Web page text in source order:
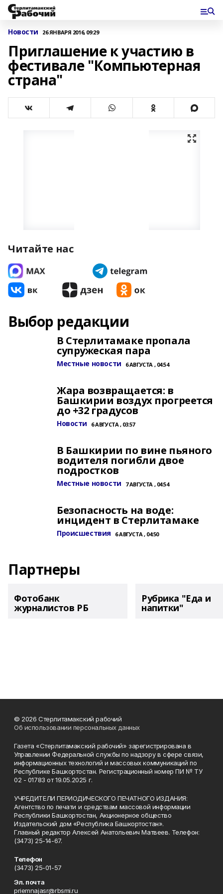
Новости 26 ЯНВАРЯ 2016, 09:29
Приглашение к участию в
фестивале "Компьютерная
страна"
Читайте нас
Выбор редакции
В Стерлитамаке пропала
супружеская пара
Местные новости 6 АВГУСТА , 04:54
Жара возвращается: в
Башкирии воздух прогреется
до +32 градусов
Новости 6 АВГУСТА , 03:57
В Башкирии по вине пьяного
водителя погибли двое
подростков
Местные новости 7 АВГУСТА , 04:54
Безопасность на воде:
инцидент в Стерлитамаке
Происшествия 6 АВГУСТА , 04:50
Партнеры
Фотобанк
журналистов РБ
Рубрика "Еда и
напитки"
© 2026 Стерлитамакский рабочий
Об использовании персональных данных
Газета «Стерлитамакский рабочий» зарегистрирована в
Управлении Федеральной службы по надзору в сфере связи,
информационных технологий и массовых коммуникаций по
Республике Башкортостан. Регистрационный номер ПИ № ТУ
02 - 01783 от 19.05.2025 г.
УЧРЕДИТЕЛИ ПЕРИОДИЧЕСКОГО ПЕЧАТНОГО ИЗДАНИЯ:
Агентство по печати и средствам массовой информации
Республики Башкортостан, Акционерное общество
Издательский дом «Республика Башкортостан».
Главный редактор Алексей Анатольевич Матвеев. Телефон:
(3473) 25-14-67.
Телефон
(3473) 25-01-57
Эл. почта
priemnajasr@rbsmi.ru